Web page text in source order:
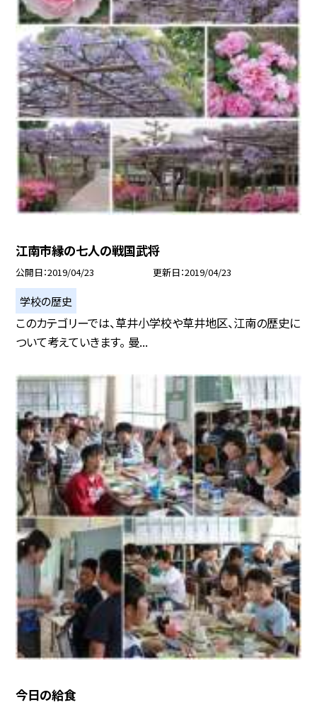
江南市縁の七人の戦国武将
公開日 2019/04/23 更新日 2019/04/23
学校の歴史
このカテゴリーでは、草井小学校や草井地区、江南の歴史に
ついて考えていきます。 曼...
今日の給食